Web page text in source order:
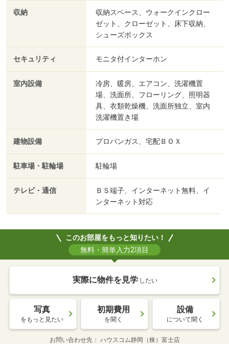
収納
収納スペース、ウォークインクロー
ゼット、クローゼット、床下収納、
シューズボックス
セキュリティ モニタ付インターホン
室内設備
冷房、暖房、エアコン、洗濯機置
場、洗面所、フローリング、照明器
具、衣類乾燥機、洗面所独立、室内
洗濯機置き場
建物設備 プロパンガス、宅配ＢＯＸ
駐車場・駐輪場 駐輪場
テレビ・通信
ＢＳ端子、インターネット無料、イ
ンターネット対応
このお部屋をもっと知りたい！
無料・簡単入力2項目
実際に物件を見学 したい
写真
をもっと見たい
初期費用
を聞く
設備
について聞く
お問い合わせ先 ハウスコム静岡（株）富士店